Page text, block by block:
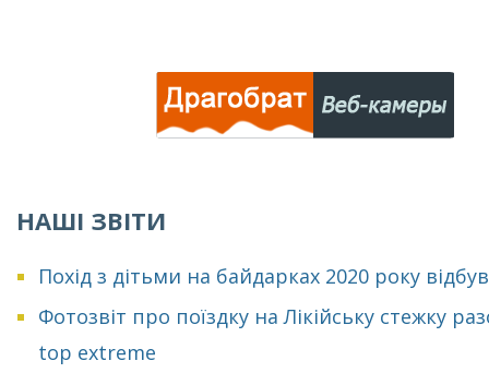
НАШІ ЗВІТИ
Похід з дітьми на байдарках 2020 року
Фотозвіт про поїздку на Лікійську стежку
top extreme